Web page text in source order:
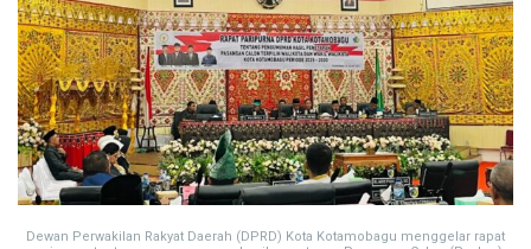
Dewan Perwakilan Rakyat Daerah (DPRD) Kota Kotamobagu menggelar rapat